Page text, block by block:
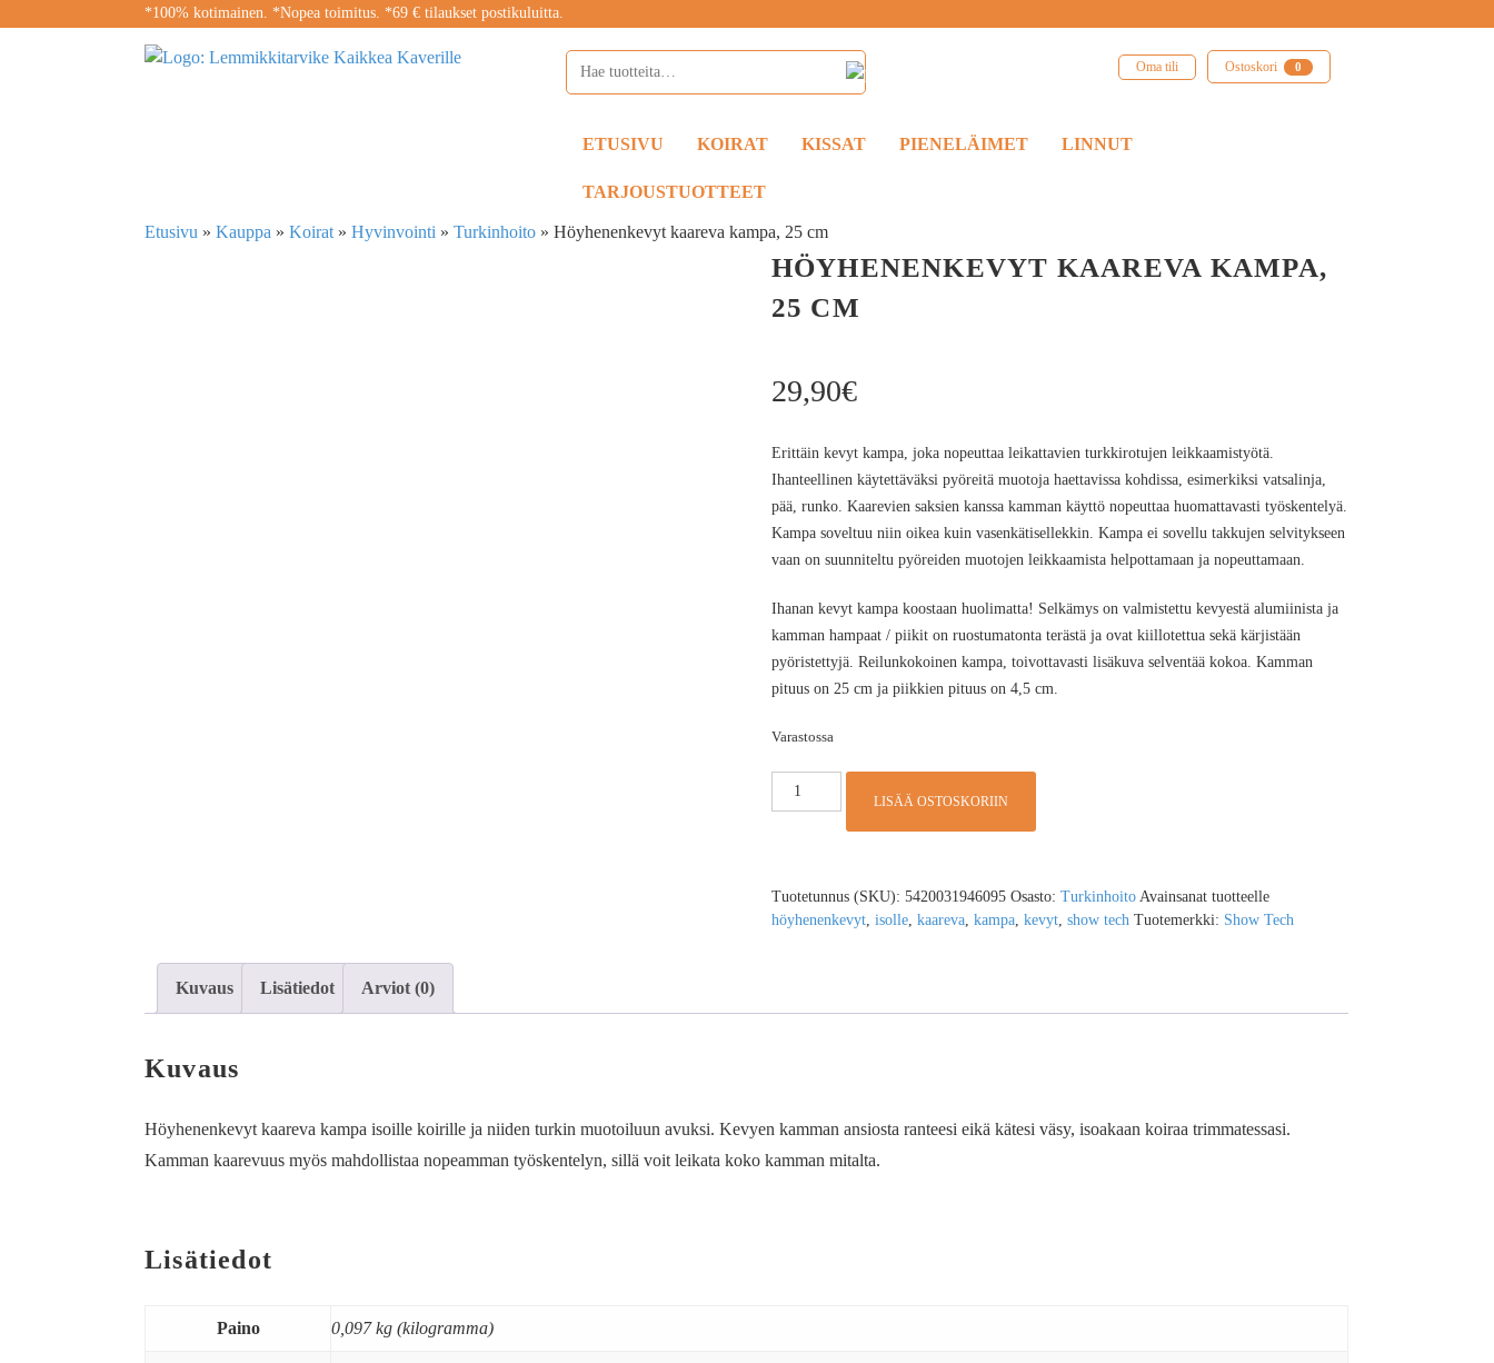
*100% kotimainen. *Nopea toimitus. *69 € tilaukset postikuluitta.
Oma tili Ostoskori 0
ETUSIVU KOIRAT KISSAT PIENELÄIMET LINNUT
TARJOUSTUOTTEET
Etusivu »Kauppa »Koirat »Hyvinvointi »Turkinhoito »Höyhenenkevyt kaareva kampa, 25 cm
HÖYHENENKEVYT KAAREVA KAMPA,
25 CM
29,90€
Erittäin kevyt kampa, joka nopeuttaa leikattavien turkkirotujen leikkaamistyötä.
Ihanteellinen käytettäväksi pyöreitä muotoja haettavissa kohdissa, esimerkiksi vatsalinja,
pää, runko. Kaarevien saksien kanssa kamman käyttö nopeuttaa huomattavasti työskentelyä.
Kampa soveltuu niin oikea kuin vasenkätisellekkin. Kampa ei sovellu takkujen selvitykseen
vaan on suunniteltu pyöreiden muotojen leikkaamista helpottamaan ja nopeuttamaan.
Ihanan kevyt kampa koostaan huolimatta! Selkämys on valmistettu kevyestä alumiinista ja
kamman hampaat / piikit on ruostumatonta terästä ja ovat kiillotettua sekä kärjistään
pyöristettyjä. Reilunkokoinen kampa, toivottavasti lisäkuva selventää kokoa. Kamman
pituus on 25 cm ja piikkien pituus on 4,5 cm.
Varastossa
LISÄÄ OSTOSKORIIN
Tuotetunnus (SKU): 5420031946095 Osasto: Turkinhoito Avainsanat tuotteelle
höyhenenkevyt, isolle, kaareva, kampa, kevyt, show tech Tuotemerkki: Show Tech
Kuvaus Lisätiedot Arviot (0)
Kuvaus
Höyhenenkevyt kaareva kampa isoille koirille ja niiden turkin muotoiluun avuksi. Kevyen kamman ansiosta ranteesi eikä kätesi väsy, isoakaan koiraa trimmatessasi.
Kamman kaarevuus myös mahdollistaa nopeamman työskentelyn, sillä voit leikata koko kamman mitalta.
Lisätiedot
Paino 0,097 kg (kilogramma)